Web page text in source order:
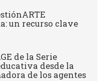
un recurso clave
de la Serie
desde la
de los agentes